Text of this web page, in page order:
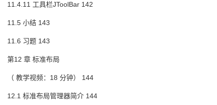
11.4.11 工具栏JToolBar 142
11.5 小结 143
11.6 习题 143
第12 章 标准布局
（ 教学视频：18 分钟） 144
12.1 标准布局管理器简介 144